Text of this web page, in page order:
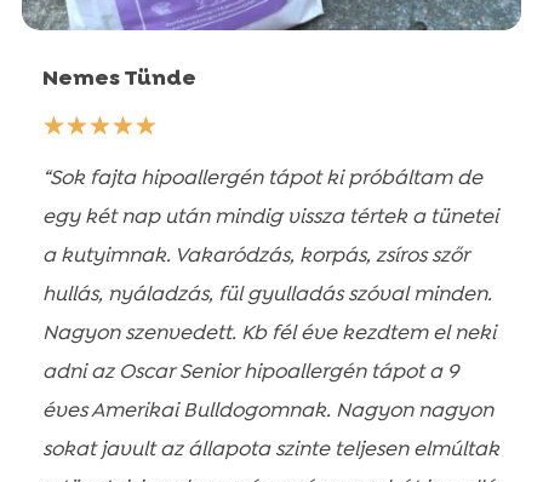
Nemes Tünde
☆☆☆☆☆
“Sok fajta hipoallergén tápot ki próbáltam de
egy két nap után mindig vissza tértek a tünetei
a kutyimnak. Vakaródzás, korpás, zsíros szőr
hullás, nyáladzás, fül gyulladás szóval minden.
Nagyon szenvedett. Kb fél éve kezdtem el neki
adni az Oscar Senior hipoallergén tápot a 9
éves Amerikai Bulldogomnak. Nagyon nagyon
sokat javult az állapota szinte teljesen elmúltak